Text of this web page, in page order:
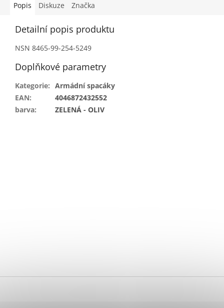
Popis Diskuze Značka
Detailní popis produktu
NSN 8465-99-254-5249
Doplňkové parametry
Kategorie: Armádní spacáky
EAN:
4046872432552
barva: ZELENÁ - OLIV
Z